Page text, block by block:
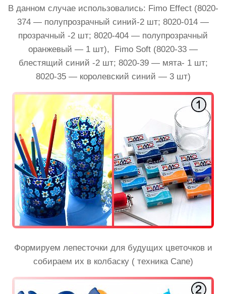
В данном случае использовались: Fimo Effect (8020-
374 — полупрозрачный синий-2 шт; 8020-014 —
прозрачный -2 шт; 8020-404 — полупрозрачный
оранжевый — 1 шт), Fimo Soft (8020-33 —
блестящий синий -2 шт; 8020-39 — мята- 1 шт;
8020-35 — королевский синий — 3 шт)
Формируем лепесточки для будущих цветочков и
собираем их в колбаску ( техника Cane)